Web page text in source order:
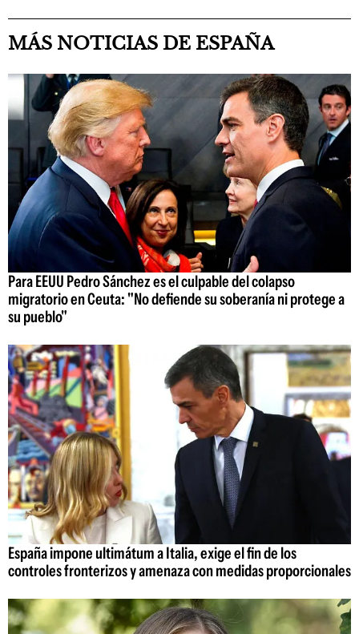
MÁS NOTICIAS DE ESPAÑA
Para EEUU Pedro Sánchez es el culpable del colapso
migratorio en Ceuta: "No defiende su soberanía ni protege a
su pueblo"
España impone ultimátum a Italia, exige el fin de los
controles fronterizos y amenaza con medidas proporcionales